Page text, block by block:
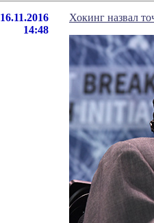
16.11.2016
14:48
Хокинг назвал